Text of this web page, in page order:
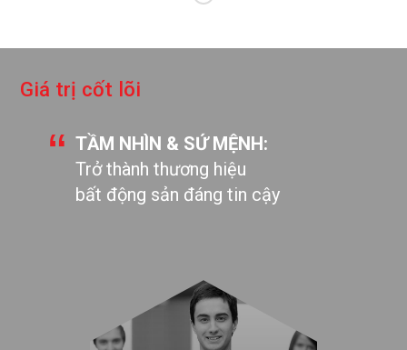
Giá trị cốt õi
TẦM NHÌN & SỨ MỆNH:
Trở thành thương hiệu
bất động sản đáng tin cậy